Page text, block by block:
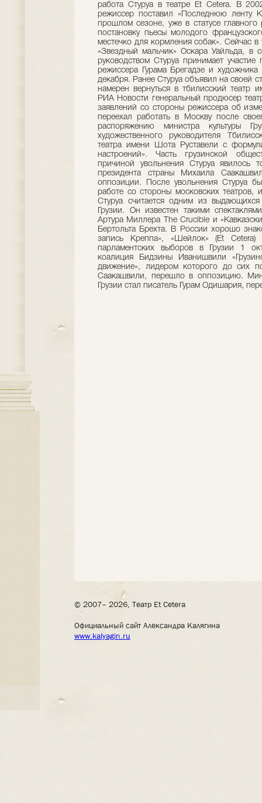
работа Стуруа в театре Et Cetera. В
режиссер поставил «Последнюю ленту
прошлом сезоне, уже в статусе главного
постановку пьесы молодого
местечко для кормления собак». Сейчас в
«Звездный мальчик» Оскара Уайльда, в
руководством Стуруа принимает участие
режиссера Гурама Брегадзе и
декабря. Ранее Стуруа объявил на своей
намерен вернуться в тбилисский театр
РИА Новости генеральный продюсер
заявлений со стороны режиссера об
переехал работать в Москву после
распоряжению министра культуры
художественного руководителя
театра имени Шота Руставели с
настроений». Часть грузинской
причиной увольнения Стуруа явилось
президента страны Михаила
оппозиции. После увольнения Стуруа
работе со стороны московских
Стуруа считается одним из
Грузии. Он известен такими
Артура Миллера The Crucible и
Бертольта Брехта. В России хорошо
запись Креппа», «Шейлок» (Et Cetera)
парламентских выборов в Грузии 1
коалиция Бидзины Иванишвили
движение», лидером которого до сих
Саакашвили, перешло в оппозицию.
Грузии стал писатель Гурам Одишария,
© 2007– 2026, Театр Et Cetera
Официальный сайт Александра Калягина
www.kalyagin.ru